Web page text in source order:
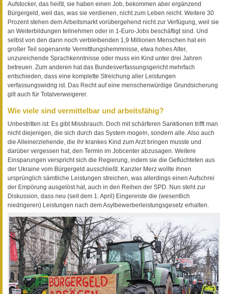
Aufstocker, das heißt, sie haben einen Job, bekommen aber ergänzend
Bürgergeld, weil das, was sie verdienen, nicht zum Leben reicht. Weitere 30
Prozent stehen dem Arbeitsmarkt vorübergehend nicht zur Verfügung, weil sie
an Weiterbildungen teilnehmen oder in 1-Euro-Jobs beschäftigt sind. Und
selbst von den dann noch verbleibenden 1,9 Millionen Menschen hat ein
großer Teil sogenannte Vermittlungshemmnisse, etwa hohes Alter,
unzureichende Sprachkenntnisse oder muss ein Kind unter drei Jahren
betreuen. Zum anderen hat das Bundesverfassungsgericht mehrfach
entschieden, dass eine komplette Streichung aller Leistungen
verfassungswidrig ist. Das Recht auf eine menschenwürdige Grundsicherung
gilt auch für Totalverweigerer.
Wie viele sind vermittelbar und arbeitsfähig?
Unbestritten ist: Es gibt Missbrauch. Doch mit schärferen Sanktionen trifft man
nicht diejenigen, die sich durch das System mogeln, sondern alle. Also auch
die Alleinerziehende, die ihr krankes Kind zum Arzt bringen musste und
darüber vergessen hat, den Termin im Jobcenter abzusagen. Weitere
Einsparungen verspricht sich die Regierung, indem sie die Geflüchteten aus
der Ukraine vom Bürgergeld ausschließt. Kanzler Merz wollte ihnen
ursprünglich sämtliche Leistungen streichen, was allerdings einen Aufschrei
der Empörung ausgelöst hat, auch in den Reihen der SPD. Nun steht zur
Diskussion, dass neu (seit dem 1. April) Eingereiste die (wesentlich
niedrigeren) Leistungen nach dem Asylbewerberleistungsgesetz erhalten.